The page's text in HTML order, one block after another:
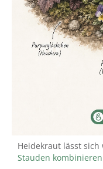
Heidekraut lässt
Stauden kombinieren